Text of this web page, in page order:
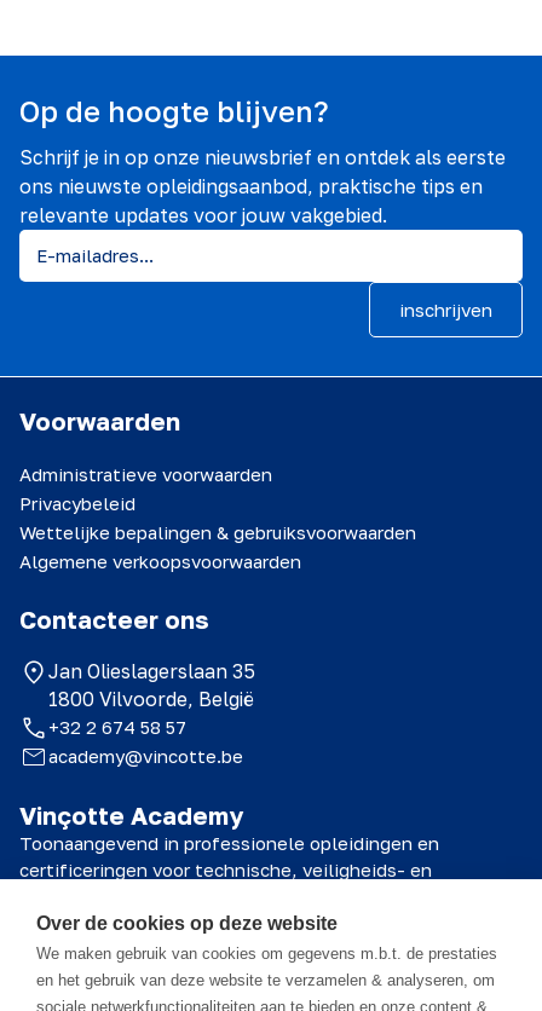
Op de hoogte blijven?
Schrijf je in op onze nieuwsbrief en ontdek als eerste
ons nieuwste opleidingsaanbod, praktische tips en
relevante updates voor jouw vakgebied.
inschrijven
Vinçotte Academy
Toonaangevend in professionele opleidingen en
certificeringen voor technische, veiligheids- en
© 2026 Vinçotte Academy
Voorwaarden
Administratieve voorwaarden
Privacybeleid
Wettelijke bepalingen & gebruiksvoorwaarden
Algemene verkoopsvoorwaarden
Contacteer ons
Jan Olieslagerslaan 35
1800 Vilvoorde, België
+32 2 674 58 57
academy@vincotte.be
Over de cookies op deze website
We maken gebruik van cookies om gegevens m.b.t. de prestaties
en het gebruik van deze website te verzamelen & analyseren, om
sociale netwerkfunctionaliteiten aan te bieden en onze content &